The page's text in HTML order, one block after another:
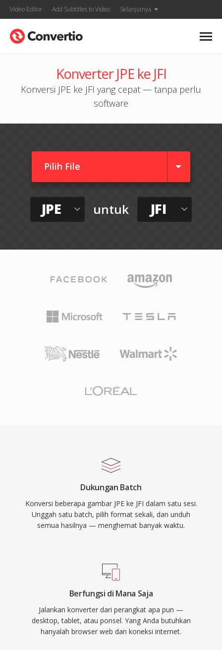
Video Editor Add Subtitles to Video Selanjutnya
Konverter JPE ke JFI
Konversi JPE ke JFI yang cepat — tanpa perlu
software
Pilih File
JPE untuk JFI
Dukungan Batch
Konversi beberapa gambar JPE ke JFI dalam satu sesi.
Unggah satu batch, pilih format sekali, dan unduh
semua hasilnya — menghemat banyak waktu.
Berfungsi di Mana Saja
Jalankan konverter dari perangkat apa pun —
desktop, tablet, atau ponsel. Yang Anda butuhkan
hanyalah browser web dan koneksi internet.